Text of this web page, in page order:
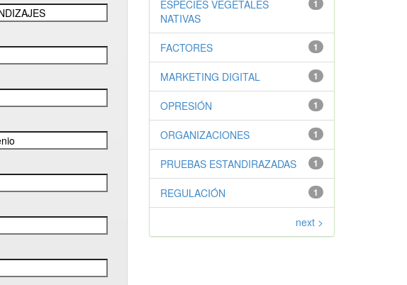
1
ESPECIES VEGETALES
NATIVAS
1
FACTORES
1
MARKETING DIGITAL
1
OPRESIÓN
1
ORGANIZACIONES
1
PRUEBAS ESTANDIRAZADAS
1
REGULACIÓN
next >